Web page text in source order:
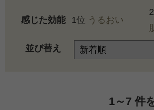
感じた効能 1位 うるおい
並び替え
1～7 件